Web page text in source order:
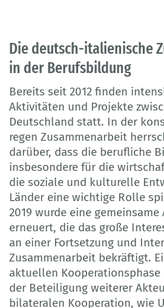
Die deutsch-italienische
in der Berufsbildung
Bereits seit 2012 finden
Aktivitäten und Projekte
Deutschland statt. In der
regen Zusammenarbeit
darüber, dass die berufliche
insbesondere für die
die soziale und kulturelle
Länder eine wichtige Rolle
2019 wurde eine
erneuert, die das große
an einer Fortsetzung und
Zusammenarbeit bekräftigt.
aktuellen Kooperationsphase
der Beteiligung weiterer
bilateralen Kooperation, wie